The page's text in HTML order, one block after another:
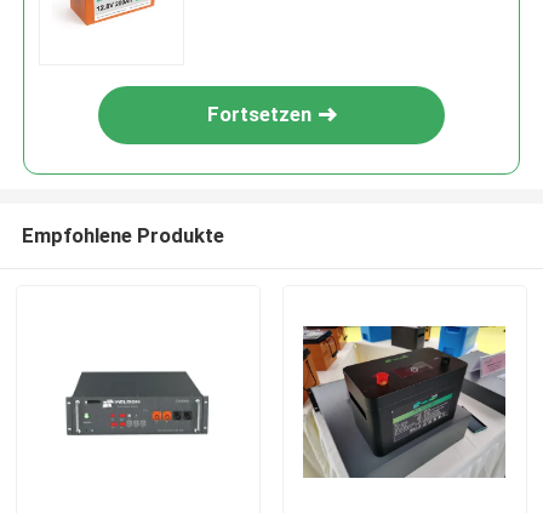
Fortsetzen
Empfohlene Produkte